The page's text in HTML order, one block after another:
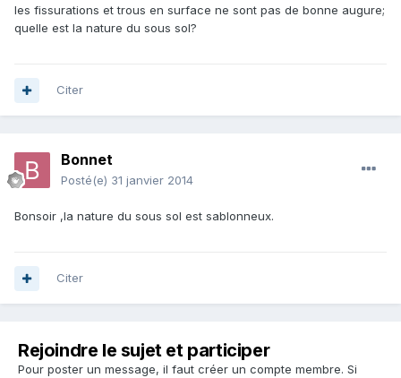
les fissurations et trous en surface ne sont pas de bonne augure;
quelle est la nature du sous sol?
Citer
Bonnet
Posté(e) 31 janvier 2014
Bonsoir ,la nature du sous sol est sablonneux.
Citer
Rejoindre le sujet et participer
Pour poster un message, il faut créer un compte membre. Si